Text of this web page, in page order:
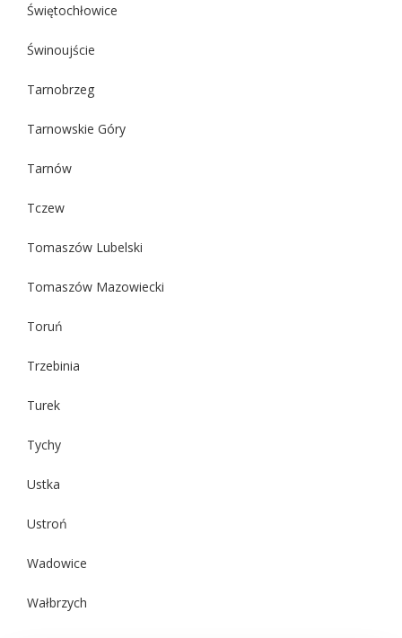
Świętochłowice
Świnoujście
Tarnobrzeg
Tarnowskie Góry
Tarnów
Tczew
Tomaszów Lubelski
Tomaszów Mazowiecki
Toruń
Trzebinia
Turek
Tychy
Ustka
Ustroń
Wadowice
Wałbrzych